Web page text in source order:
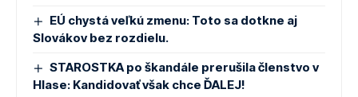
EÚ chystá veľkú zmenu: Toto sa dotkne aj
Slovákov bez rozdielu.
STAROSTKA po škandále prerušila členstvo v
Hlase: Kandidovať však chce ĎALEJ!